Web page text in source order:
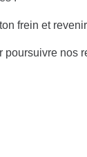
frein et
poursuivre